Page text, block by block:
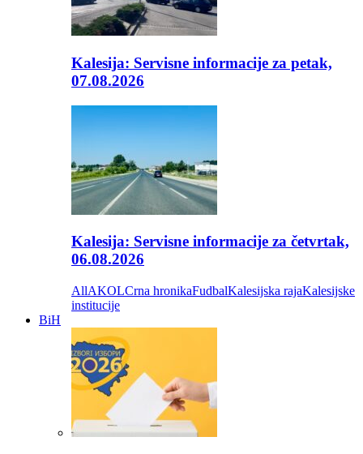
Kalesija: Servisne informacije za petak,
07.08.2026
Kalesija: Servisne informacije za četvrtak,
06.08.2026
AllAKOLCrna hronikaFudbalKalesijska rajaKalesijske
institucije
BiH